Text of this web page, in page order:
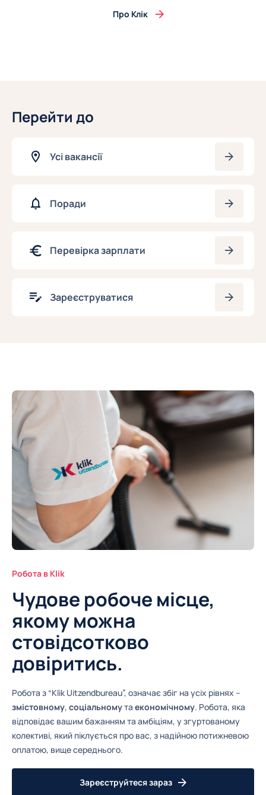
Про Клік
Перейти до
Усі вакансії
Поради
Перевірка зарплати
Зареєструватися
Робота в Klik
Чудове робоче місце,
якому можна
стовідсотково
довіритись.
Робота з “Klik Uitzendbureau”, означає збіг на усіх рівнях –
змістовному, соціальномута економічному. Робота, яка
відповідає вашим бажанням та амбіціям, у згуртованому
колективі, який піклується про вас, з надійною потижневою
оплатою, вище середнього.
Зареєструйтеся зараз